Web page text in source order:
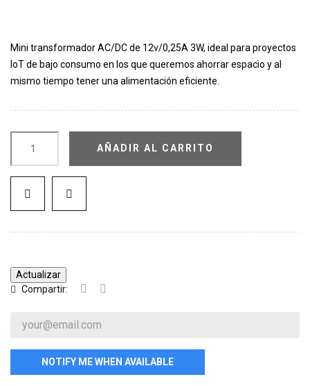
Mini transformador AC/DC de 12v/0,25A 3W, ideal para proyectos
IoT de bajo consumo en los que queremos ahorrar espacio y al
mismo tiempo tener una alimentación eficiente.
AÑADIR AL CARRITO
Compartir:
NOTIFY ME WHEN AVAILABLE